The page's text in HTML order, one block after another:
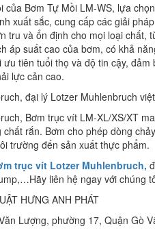
của Bơm Tự Mồi LM-WS, lựa
xuất sắc, cung cấp các giải
tru và ổn định cho mọi loại
áp suất cao của bơm, có khả
tiên tuổi thọ và độ tin cậy,
lực cản cao.
đại lý Lotzer Muhlenbruch
Bơm trục vít LM-XL/XS/XT
rắn. Bơm cho phép dòng
trường đến sản xuất thực phẩm.
trục vít Lotzer Muhlenbruch,
liên hệ ngay với chúng
HƯNG ANH PHÁT
Lượng, phường 17, Quận Gò